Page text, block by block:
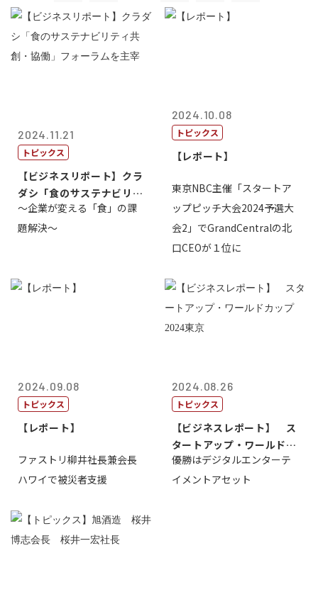
2024.11.21
トピックス
【ビジネスリポート】クラ
ダシ「食のサステナビリテ
ィ共創・協働...
～企業が変える「食」の課
題解決～
2024.10.08
トピックス
【レポート】
東京NBC主催「スタートア
ップピッチ大会2024予選大
会2」でGrandCentralの北
口CEOが１位に
2024.09.08
トピックス
【レポート】
ファストリ柳井社長兼会長
ハワイで被災者支援
2024.08.26
トピックス
【ビジネスレポート】 ス
タートアップ・ワールドカ
ップ2024...
優勝はデジタルエンターテ
イメントアセット